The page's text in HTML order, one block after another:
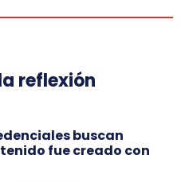
reflexión
buscan
fue creado con